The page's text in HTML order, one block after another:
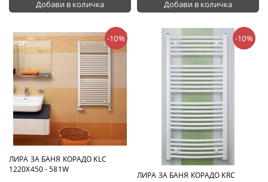
ЛИРА ЗА БАНЯ КОРАДО KLC
1220X450 - 581W
-10%
ЛИРА ЗА БАНЯ КОРАДО KRC
-10%